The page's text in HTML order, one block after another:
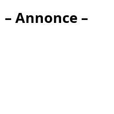
– Annonce –